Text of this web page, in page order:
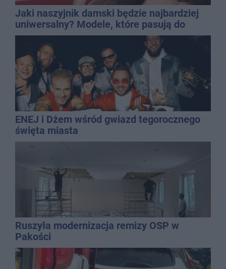
Jaki naszyjnik damski będzie najbardziej
uniwersalny? Modele, które pasują do
wielu stylizacji
ENEJ i Dżem wśród gwiazd tegorocznego
święta miasta
Ruszyła modernizacja remizy OSP w
Pakości